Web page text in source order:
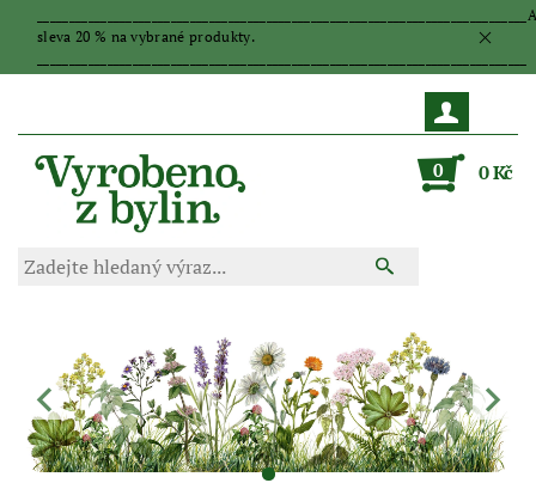
sleva 20 % na vybrané produkty.
0 0 Kč